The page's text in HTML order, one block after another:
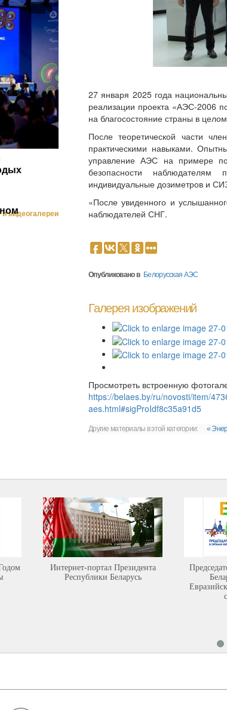
и видеогалереи
27 января 2025 года
реализации проекта «АЭС-2006
на благосостояние страны в целом.
После теоретической части
практическими навыками.
управление АЭС на примере
безопасности наблюдателям
индивидуальные дозиметров и
«После увиденного и
наблюдателей СНГ.
Опубликовано в Белорусская АЭС
Галерея изображений
Просмотреть встроенную
https://belaes.by/ru/novosti/item/
aes.html#sigProIdf8c35a91d5
Другие материалы в этой категории: «
Интернет-портал Президента
Республики Беларусь